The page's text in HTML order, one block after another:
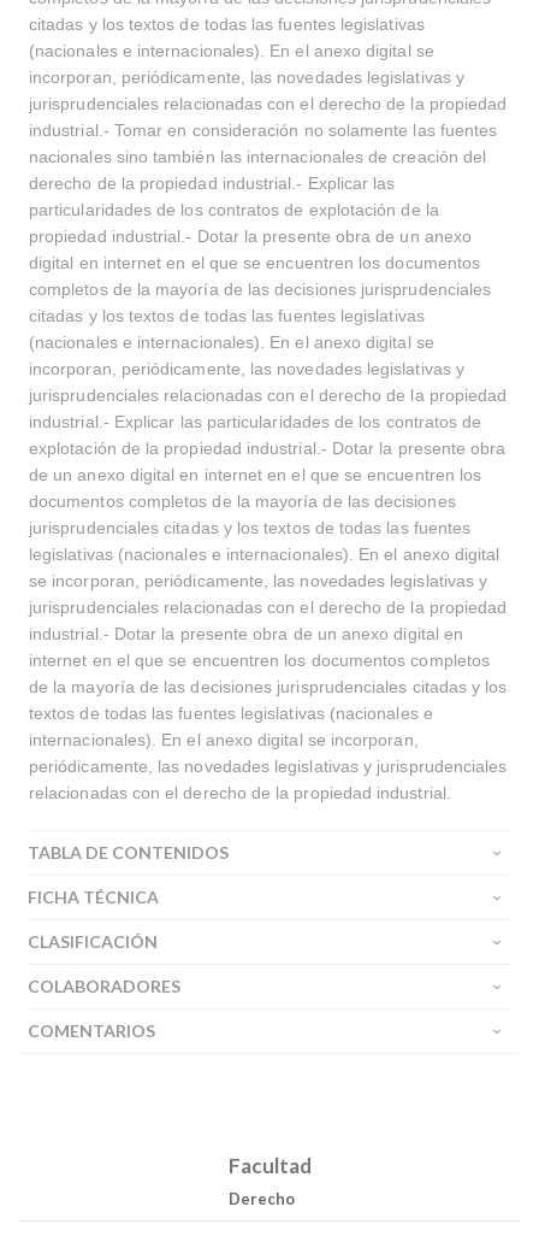
Buscar
citadas y los textos de todas las fuentes legislativas
(nacionales e internacionales). En el anexo digital se
incorporan, periódicamente, las novedades legislativas y
jurisprudenciales relacionadas con el derecho de la propiedad
industrial.- Tomar en consideración no solamente las fuentes
nacionales sino también las internacionales de creación del
derecho de la propiedad industrial.- Explicar las
particularidades de los contratos de explotación de la
propiedad industrial.- Dotar la presente obra de un anexo
digital en internet en el que se encuentren los documentos
completos de la mayoría de las decisiones jurisprudenciales
citadas y los textos de todas las fuentes legislativas
(nacionales e internacionales). En el anexo digital se
incorporan, periódicamente, las novedades legislativas y
jurisprudenciales relacionadas con el derecho de la propiedad
industrial.- Explicar las particularidades de los contratos de
explotación de la propiedad industrial.- Dotar la presente obra
de un anexo digital en internet en el que se encuentren los
documentos completos de la mayoría de las decisiones
jurisprudenciales citadas y los textos de todas las fuentes
legislativas (nacionales e internacionales). En el anexo digital
se incorporan, periódicamente, las novedades legislativas y
jurisprudenciales relacionadas con el derecho de la propiedad
industrial.- Dotar la presente obra de un anexo digital en
internet en el que se encuentren los documentos completos
de la mayoría de las decisiones jurisprudenciales citadas y los
textos de todas las fuentes legislativas (nacionales e
internacionales). En el anexo digital se incorporan,
periódicamente, las novedades legislativas y jurisprudenciales
relacionadas con el derecho de la propiedad industrial.
TABLA DE CONTENIDOS
FICHA TÉCNICA
CLASIFICACIÓN
COLABORADORES
COMENTARIOS
Facultad
Derecho